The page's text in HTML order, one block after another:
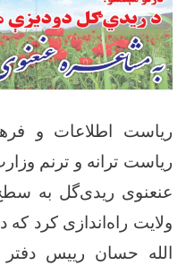
ریاست اطلاعات و
ریاست ترانه و ترنم
عنعنوی ریدی‌گل به
ولایت راه‌اندازی کرد
الله حسان رییس